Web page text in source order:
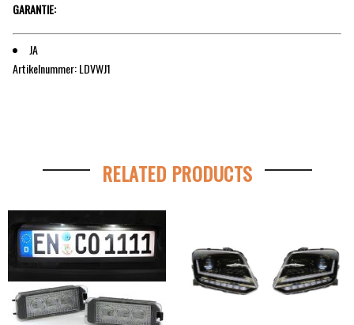
GARANTIE:
JA
Artikelnummer: LDVWJ1
RELATED PRODUCTS